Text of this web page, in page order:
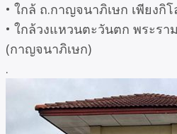
• ใกล้ ถ.กาญจนาภิเษก เพียงกิ
• ใกล้วงแหวนตะวันตก พระรา
(กาญจนาภิเษก)
.